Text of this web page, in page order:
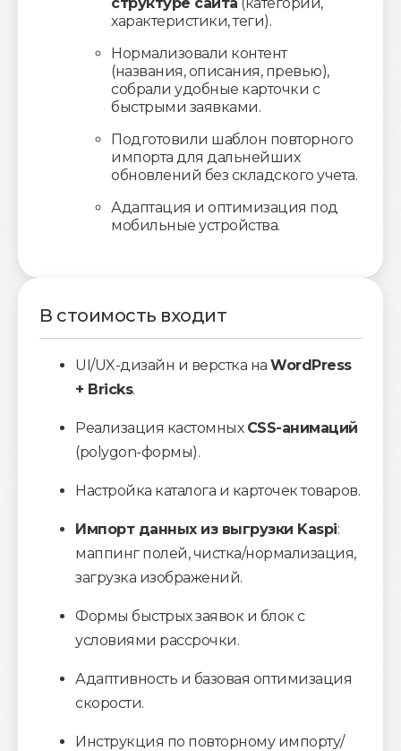
характеристики, теги).
Нормализовали контент
(названия, описания, превью),
собрали удобные карточки с
быстрыми заявками.
Подготовили шаблон повторного
импорта для дальнейших
обновлений без складского учета.
Адаптация и оптимизация под
мобильные устройства.
В стоимость входит
UI/UX-дизайн и верстка на WordPress
+ Bricks.
Реализация кастомных CSS-анимаций
(polygon-формы).
Настройка каталога и карточек товаров.
Импорт данных из выгрузки Kaspi:
маппинг полей, чистка/нормализация,
загрузка изображений.
Формы быстрых заявок и блок с
условиями рассрочки.
Адаптивность и базовая оптимизация
скорости.
Инструкция по повторному импорту/